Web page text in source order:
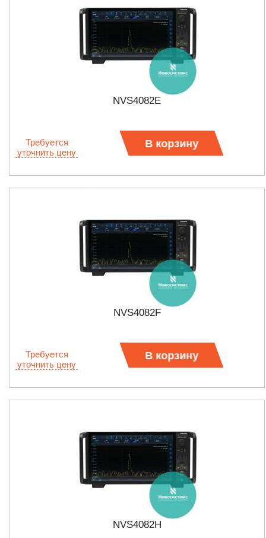
NVS4082E
Требуется
уточнить цену
В корзину
NVS4082F
Требуется
уточнить цену
В корзину
NVS4082H